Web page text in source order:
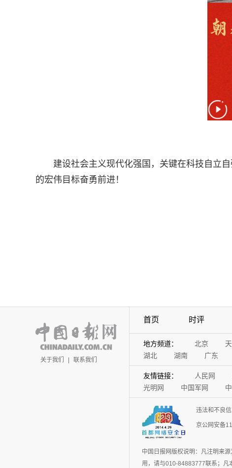
建设社会主义现代化强国，关键在科技自立
的宏伟目标奋勇前进！
关于我们 | 联系我们
首页 时评
地方频道： 北京
湖北
湖南 广东
友情链接： 人民网
光明网
中国军网
违法和不良
京公网安备
中国日报网版权说明：凡注明来
用，请与010-84883777联系；凡